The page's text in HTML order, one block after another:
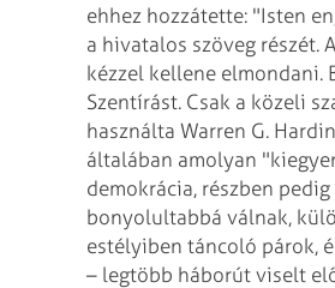
ehhez hozzátette: "Isten
a hivatalos szöveg részét.
kézzel kellene elmondani.
Szentírást. Csak a közeli
használta Warren G.
általában amolyan
demokrácia, részben
bonyolultabbá válnak,
estélyiben táncoló párok,
– legtöbb háborút viselt